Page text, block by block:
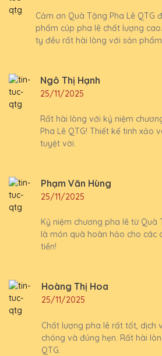
Cảm ơn Quà Tặng Pha Lê QTG
phẩm cúp pha lê chất lượng
ty đều rất hài lòng với sản phẩm
Ngô Thị Hạnh
25/11/2025
Rất hài lòng với kỷ niệm
Pha Lê QTG! Thiết kế tinh xảo
tuyệt vời.
Phạm Văn Hùng
25/11/2025
Kỷ niệm chương pha lê từ Quà
là món quà hoàn hảo cho các
tiền!
Hoàng Thị Hoa
25/11/2025
Chất lượng pha lê rất tốt, dịch
chóng và đúng hẹn. Rất hài
QTG.